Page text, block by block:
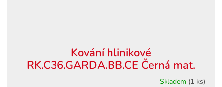
Kování hlinikové
RK.C36.GARDA.BB.CE Černá mat.
Skladem (1 ks)